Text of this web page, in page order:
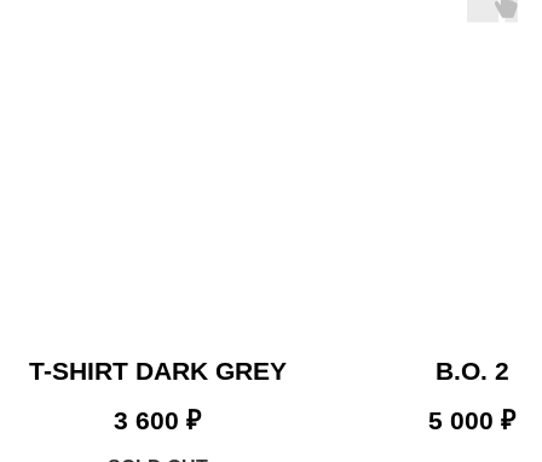
T-SHIRT DARK GREY
3 600 ₽
B.O. 2
5 000 ₽